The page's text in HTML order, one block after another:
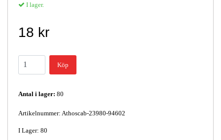
I lager.
18 kr
Köp
Antal i lager: 80
Artikelnummer: Athoscab-23980-94602
I Lager: 80